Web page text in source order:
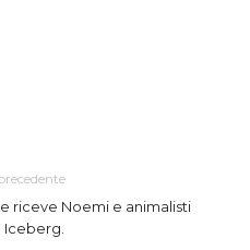
riceve Noemi e animalisti
Iceberg.